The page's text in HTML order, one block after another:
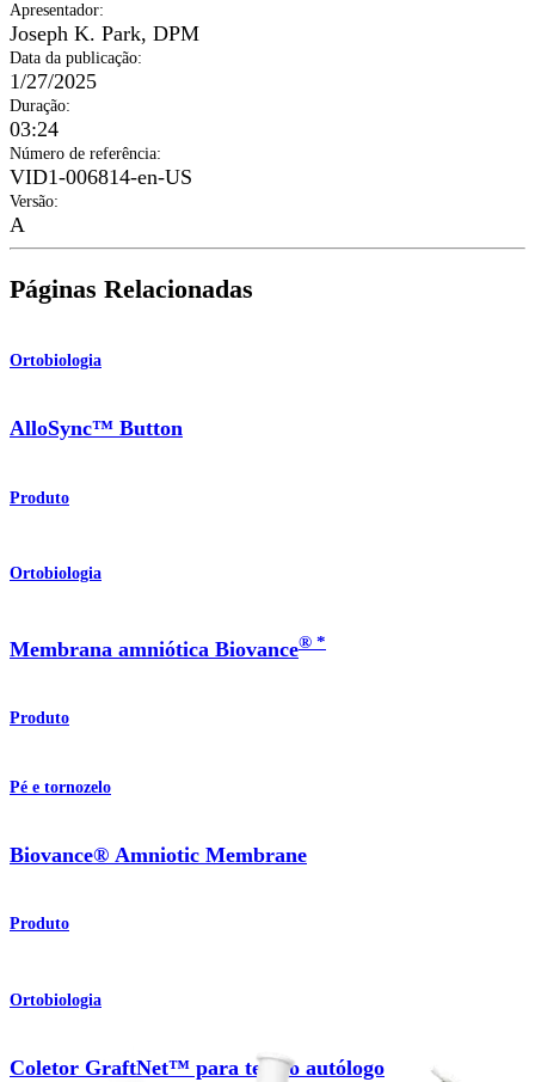
Apresentador:
Joseph K. Park, DPM
Data da publicação:
1/27/2025
Duração:
03:24
Número de referência:
VID1-006814-en-US
Versão:
A
Páginas Relacionadas
Ortobiologia
AlloSync™ Button
Produto
Ortobiologia
Membrana amniótica Biovance® *
Produto
Pé e tornozelo
Biovance® Amniotic Membrane
Produto
Ortobiologia
Coletor GraftNet™ para tecido autólogo